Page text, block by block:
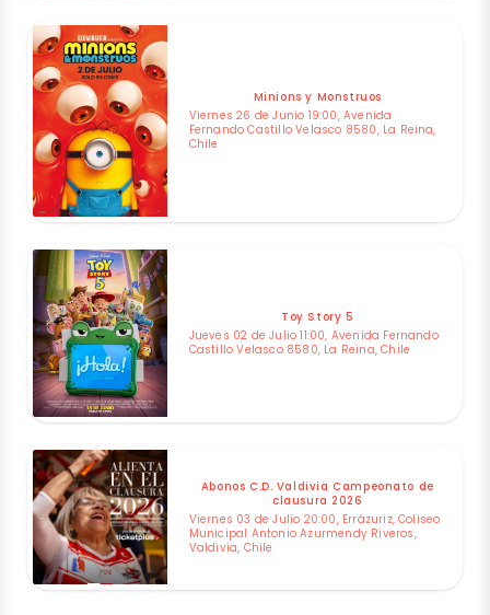
Minions y Monstruos
Viernes 26 de Junio 19:00, Avenida
Fernando Castillo Velasco 8580, La Reina,
Chile
Toy Story 5
Jueves 02 de Julio 11:00, Avenida Fernando
Castillo Velasco 8580, La Reina, Chile
Abonos C.D. Valdivia Campeonato de
clausura 2026
Viernes 03 de Julio 20:00, Errázuriz, Coliseo
Municipal Antonio Azurmendy Riveros,
Valdivia, Chile